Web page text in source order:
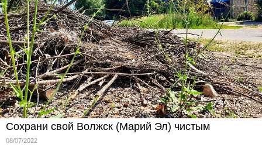
Сохрани свой Волжск (Марий Эл) чистым
08/07/2022